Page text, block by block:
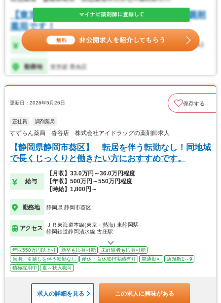
更新日：2026年5月26日 保存する
正社員 調剤薬局
すずらん薬局 沓谷店 株式会社アイドラッグの薬剤師求人
【静岡県静岡市葵区】 転居を伴う転勤なし！同地域
で長くじっくりと働きたい方におすすめです。
給与
【月収】33.0万円～36.0万円程度
【年収】500万円～550万円程度
【時給】1,800円～
勤務地 静岡県 静岡市葵区
アクセス
ＪＲ東海道本線(東京－熱海) 東静岡駅
静岡鉄道静岡清水線 古庄駅
年収550万円以上可 新卒も応募可能
未経験者も応募可能
原則、引越しを伴う転勤なし
産休・育休取得実績有り 車通勤可
店舗数1～9
積極採用中
夏～秋入職可
求人の詳細を見る この求人に興味がある